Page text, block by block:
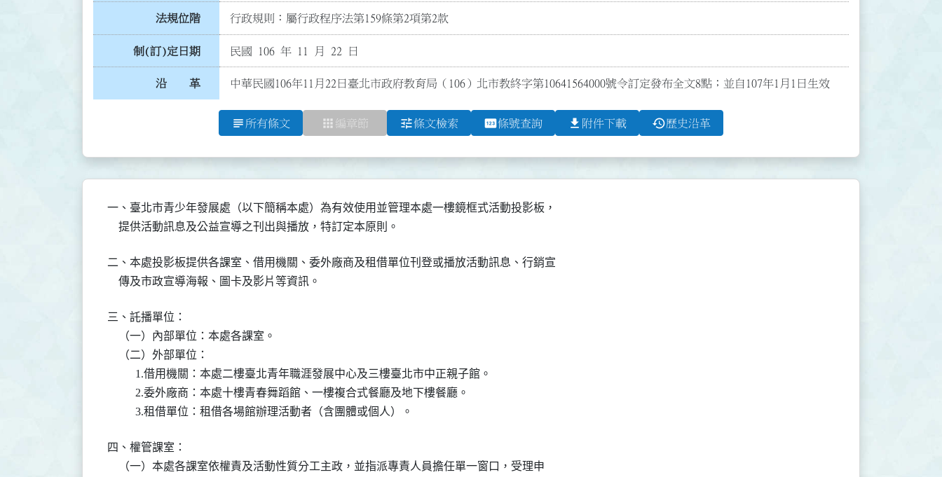
法規位階 行政規則：屬行政程序法第159條第2項第2款
制(訂)定日期 民國 106 年 11 月 22 日
沿 革 中華民國106年11月22日臺北市政府教育局（106）北市教終字第10641564000號令訂定發布全文8點；並自107年1月1日生效
subject 所有條文 apps 編章節 tune條文檢索 pin條號查詢 file_download 附件下載 history歷史沿革
一、臺北市青少年發展處（以下簡稱本處）為有效使用並管理本處一樓鏡框式活動投影板，
    提供活動訊息及公益宣導之刊出與播放，特訂定本原則。
二、本處投影板提供各課室、借用機關、委外廠商及租借單位刊登或播放活動訊息、行銷宣
    傳及市政宣導海報、圖卡及影片等資訊。
三、託播單位：
    （一）內部單位：本處各課室。
    （二）外部單位：
          1.借用機關：本處二樓臺北青年職涯發展中心及三樓臺北市中正親子館。
          2.委外廠商：本處十樓青春舞蹈館、一樓複合式餐廳及地下樓餐廳。
          3.租借單位：租借各場館辦理活動者（含團體或個人）。
四、權管課室：
    （一）本處各課室依權責及活動性質分工主政，並指派專責人員擔任單一窗口，受理申